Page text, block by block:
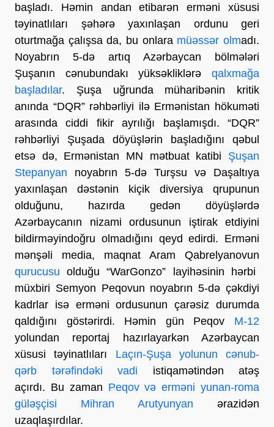
başladı. Həmin andan etibarən erməni xüsusi
təyinatlıları şəhərə yaxınlaşan ordunu geri
oturtmağa çalışsa da, bu onlaramüəssər olmadı.
Noyabrın 5-də artıq Azərbaycan bölmələri
Şuşanın cənubundakı yüksəkliklərə qalxmağa
başladılar. Şuşa uğrunda müharibənin kritik
anında “DQR” rəhbərliyi ilə Ermənistan hökuməti
arasında ciddi fikir ayrılığı başlamışdı. “DQR”
rəhbərliyi Şuşada döyüşlərin başladığını qəbul
etsə də, Ermənistan MN mətbuat katibi Şuşan
Stepanyan noyabrın 5-də Turşsu və Daşaltıya
yaxınlaşan dəstənin kiçik diversiya qrupunun
olduğunu, hazırda gedən döyüşlərdə
Azərbaycanın nizami ordusunun iştirak etdiyini
bildirməyindoğru olmadığını qeyd edirdi. Erməni
mənşəli media, maqnat Aram Qabrelyanovun
qurucusu olduğu “WarGonzo” layihəsinin hərbi
müxbiri Semyon Peqovun noyabrın 5-də çəkdiyi
kadrlar isə erməni ordusunun çarəsiz durumda
qaldığını göstərirdi. Həmin gün Peqov M-12
yolundan reportaj hazırlayarkən Azərbaycan
xüsusi təyinatlıları Laçın-Şuşa yolunun cənub-
qərb tərəfindəki vadi istiqamətindən atəş
açırdı. Bu zaman Peqov və erməni yunan-roma
güləşçisi Mihran Arutyunyan ərazidən
uzaqlaşırdılar.